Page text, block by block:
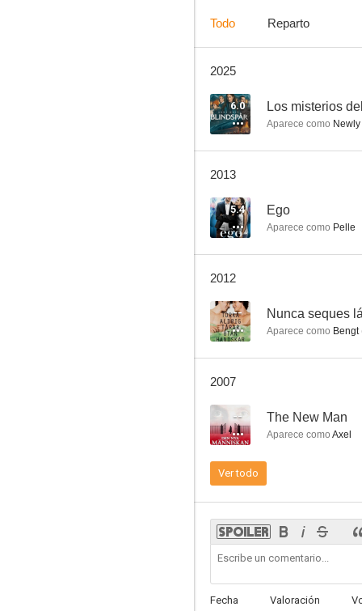
Todo Reparto
2025
6.0 Los misterios
Aparece como
2013
5.4 Ego
Aparece como Pelle
2012
--
Aparece como Bengt
2007
-- The New Man
Aparece como Axel
Ver todo
Fecha Valoración